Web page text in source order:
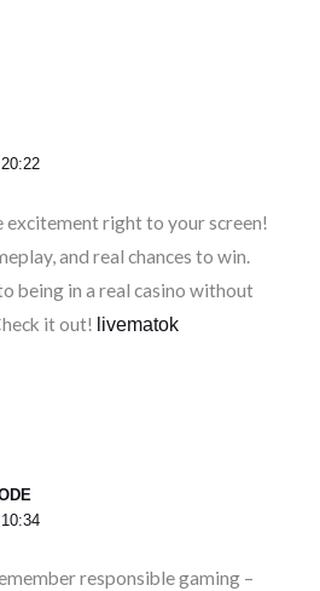
excitement right to your screen!
and real chances to win.
being in a real casino without
it out! livematok
responsible gaming –